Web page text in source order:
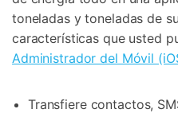
toneladas y toneladas de
características que usted
Administrador del Móvil
Transfiere contactos,